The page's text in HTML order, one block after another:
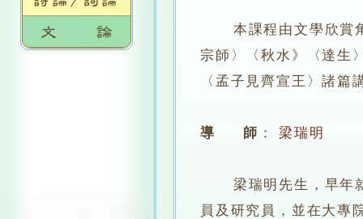
本課程由文學欣賞
宗師〉〈秋水》〈達生
〈孟子見齊宣王〉諸篇
導 師 ： 梁瑞明
梁瑞明先生，早年就
員及研究員，並在大專